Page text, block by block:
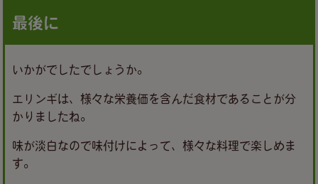
最後に
いかがでしたでしょうか。
エリンギは、様々な栄養価を含んだ食材であることが分
かりましたね。
味が淡白なので味付けによって、様々な料理で楽しめま
す。